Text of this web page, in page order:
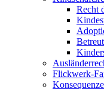
Recht
Flickwerk-